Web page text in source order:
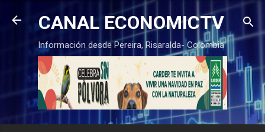
Ir al contenido principal
CANAL ECONOMICTV
Información desde Pereira, Risaralda- Colombia